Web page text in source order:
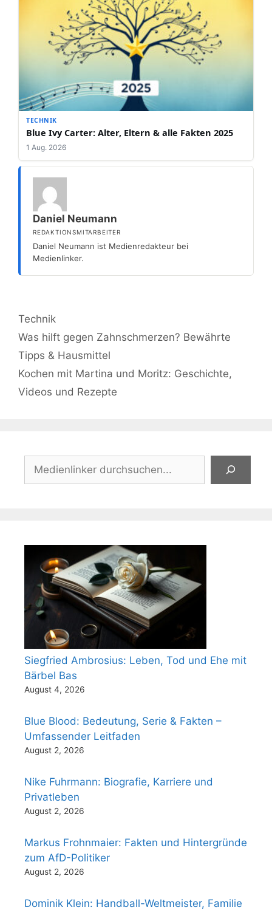
TECHNIK
Blue Ivy Carter: Alter, Eltern & alle Fakten 2025
1 Aug. 2026
Daniel Neumann
REDAKTIONSMITARBEITER
Daniel Neumann ist Medienredakteur bei
Medienlinker.
Kategorien
Technik
Was hilft gegen Zahnschmerzen? Bewährte
Tipps & Hausmittel
Kochen mit Martina und Moritz: Geschichte,
Videos und Rezepte
Siegfried Ambrosius: Leben, Tod und Ehe mit
Bärbel Bas
August 4, 2026
Blue Blood: Bedeutung, Serie & Fakten –
Umfassender Leitfaden
August 2, 2026
Nike Fuhrmann: Biografie, Karriere und
Privatleben
August 2, 2026
Markus Frohnmaier: Fakten und Hintergründe
zum AfD-Politiker
August 2, 2026
Dominik Klein: Handball-Weltmeister, Familie